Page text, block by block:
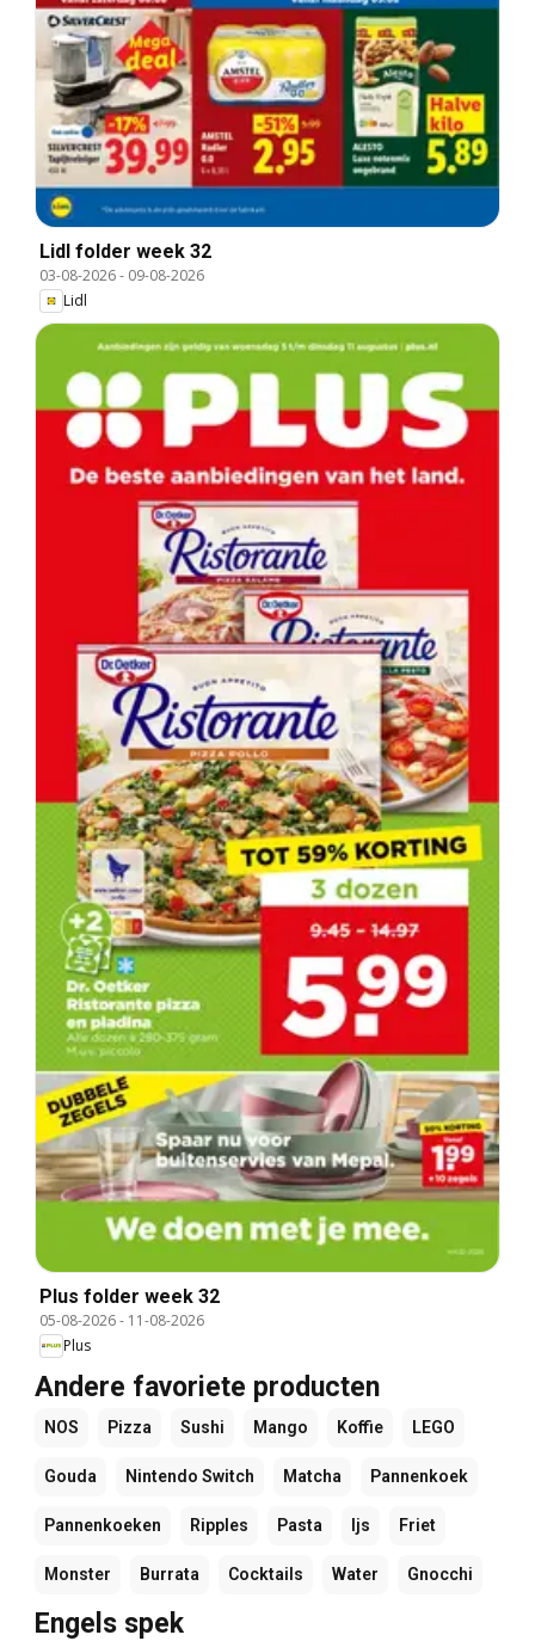
Lidl folder week 32
03-08-2026- 09-08-2026
Lidl
Plus folder week 32
05-08-2026- 11-08-2026
Plus
Andere favoriete producten
NOS Pizza Sushi Mango Koffie LEGO
Gouda Nintendo Switch Matcha Pannenkoek
Pannenkoeken Ripples Pasta Ijs Friet
Monster Burrata Cocktails Water Gnocchi
Engels spek